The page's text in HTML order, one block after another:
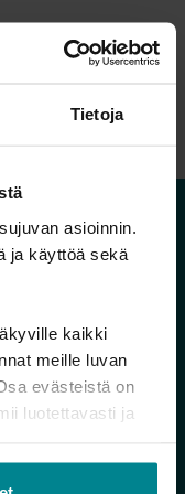
Tietoja
asioinnin.
ja käyttöä sekä
kaikki
meille luvan
evästeistä on
luotettavasti ja
Jaa artikkeli: